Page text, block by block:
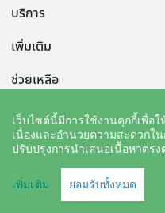
บริการ
เพิ่มเติม
ช่วยเหลือ
คำสงวนลิขสิทธิ์ |
เว็บไซต์นี้มีการใช้งานคุกกี้เพื่อ
เนื่องและอำนวยความสะดวกใ
ปรับปรุงการนำเสนอเนื้อหาตร
เพิ่มเติม ยอมรับทั้งหมด